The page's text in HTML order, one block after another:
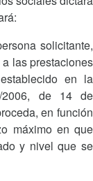
solicitante,
las prestaciones
en la
de 14 de
en función
máximo en que
y nivel que se